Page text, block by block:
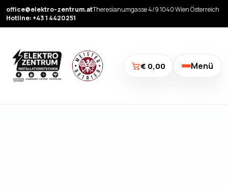
office@elektro-zentrum.atTheresianumgasse 4/9 1040 Wien Österreich
Hotline: +43 1 4420251
€ 0,00 Menü